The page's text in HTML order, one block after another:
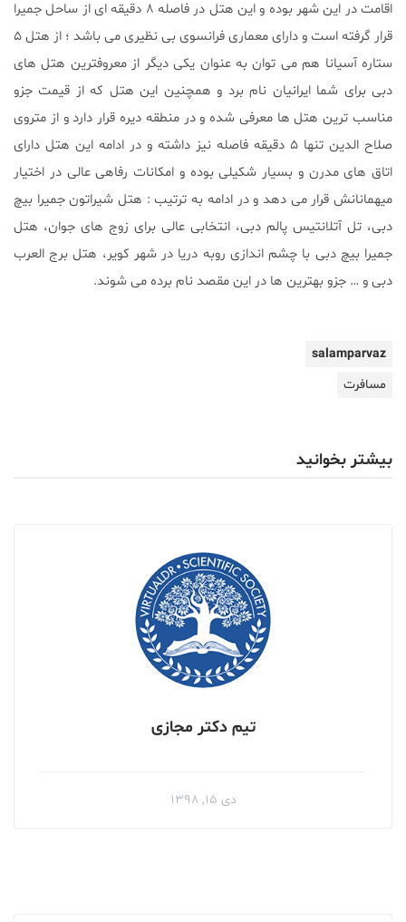
اقامت در این شهر بوده و این هتل در فاصله ۸ دقیقه ای از ساحل جمیرا
قرار گرفته است و دارای معماری فرانسوی بی نظیری می باشد ؛ از هتل ۵
ستاره آسیانا هم می توان به عنوان یکی دیگر از معروفترین هتل های
دبی برای شما ایرانیان نام برد و همچنین این هتل که از قیمت جزو
مناسب ترین هتل ها معرفی شده و در منطقه دیره قرار دارد و از متروی
صلاح الدین تنها ۵ دقیقه فاصله نیز داشته و در ادامه این هتل دارای
اتاق های مدرن و بسیار شکیلی بوده و امکانات رفاهی عالی در اختیار
میهمانانش قرار می دهد و در ادامه به ترتیب : هتل شیراتون جمیرا بیچ
دبی، تل آتلانتیس پالم دبی، انتخابی عالی برای زوج های جوان، هتل
جمیرا بیچ دبی با چشم اندازی روبه دریا در شهر کویر، هتل برج العرب
دبی و … جزو بهترین ها در این مقصد نام برده می شوند.
salamparvaz
مسافرت
بیشتر بخوانید
تیم دکتر مجازی
دی ۱۵, ۱۳۹۸